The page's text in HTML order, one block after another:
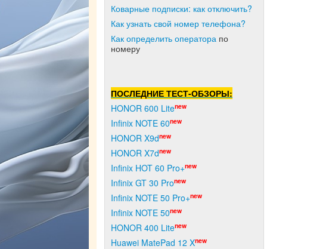
Коварные подписки: как отключить?
Как узнать свой номер телефона?
Как определить оператора по
номеру
ПОСЛЕДНИЕ ТЕСТ-ОБЗОРЫ:
HONOR 600 Litenew
Infinix NOTE 60new
HONOR X9dnew
HONOR X7dnew
Infinix HOT 60 Pro+new
Infinix GT 30 Pronew
Infinix NOTE 50 Pro+new
Infinix NOTE 50new
HONOR 400 Litenew
Huawei MatePad 12 Xnew